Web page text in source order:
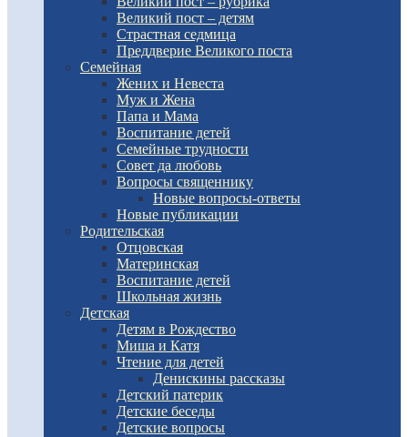
Великий пост – детям
Страстная седмица
Преддверие Великого поста
Семейная
Жених и Невеста
Муж и Жена
Папа и Мама
Воспитание детей
Семейные трудности
Совет да любовь
Вопросы священнику
Новые вопросы-ответы
Новые публикации
Родительская
Отцовская
Материнская
Воспитание детей
Школьная жизнь
Детская
Детям в Рождество
Миша и Катя
Чтение для детей
Денискины рассказы
Детский патерик
Детские беседы
Детские вопросы